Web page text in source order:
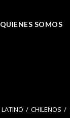
QUIENES SOMOS
LATINO CHILENOS